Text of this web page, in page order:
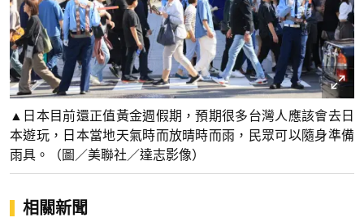
▲日本目前還正值黃金週假期，預期很多台灣人應該會去日
本遊玩，日本當地天氣時而放晴時而雨，民眾可以隨身準備
雨具。（圖／美聯社／達志影像）
相關新聞